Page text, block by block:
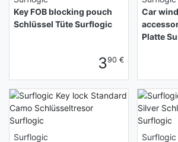
Key FOB blocking pouch
Schlüssel Tüte Surflogic
390 €
Car
Platte
Surflogic
Surflogic